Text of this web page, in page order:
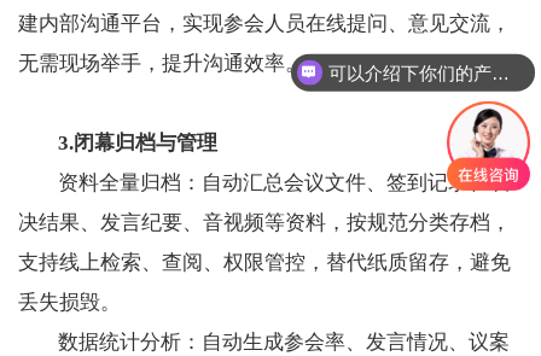
建内部沟通平台，实现参会人员在线提问、意见交流，
无需现场举手，提升沟通效率。
3.闭幕归档与管理
资料全量归档：自动汇总会议文件、签到记录、表
决结果、发言纪要、音视频等资料，按规范分类存档，
支持线上检索、查阅、权限管控，替代纸质留存，避免
丢失损毁。
数据统计分析：自动生成参会率、发言情况、议案
可以介绍下你们的产品么